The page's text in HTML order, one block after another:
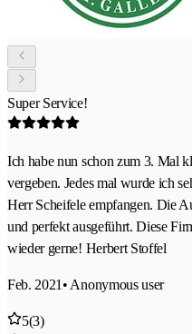
Super Service!
Ich habe nun schon zum 3. Mal
vergeben. Jedes mal wurde ich
Herr Scheifele empfangen. Die
und perfekt ausgeführt. Diese
wieder gerne! Herbert Stoffel
Feb. 2021 • Anonymous user
5(3)